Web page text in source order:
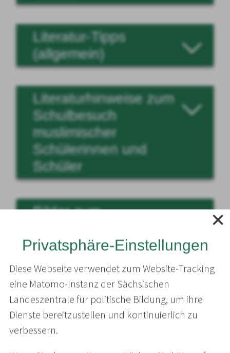
Literatur-Tipps
(allgemein)
Literaturhinweise zum
Schulbesuch
muslimischer
Schülerinnen und
Schüler
Bilder zum
Vor einigen Jahren wurde ein Projekt zur
Kartographierung aller
Religionsgemeinschaften in Sachsen gestartet.
Unter der Leitung von Dr. Harald Lamprecht ist
eine Karte mit sehr hoher Informationsdichte
Privatsphäre-Einstellungen
Diese Webseite verwendet zum Website-Tracking
eine Matomo-Instanz der Sächsischen
Landeszentrale für politische Bildung, um ihre
Dienste bereitzustellen und kontinuierlich zu
verbessern.